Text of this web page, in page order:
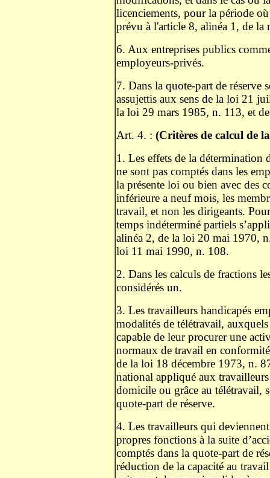
licenciements, pour la période
prévu à l'article 8, alinéa 1, de
6. Aux entreprises publics
employeurs-privés.
7. Dans la quote-part de réserve
assujettis aux sens de la loi 21
la loi 29 mars 1985, n. 113, et
Art. 4. : (Critères de calcul de
1. Les effets de la détermination
ne sont pas comptés dans les
la présente loi ou bien avec des
inférieure a neuf mois, les
travail, et non les dirigeants.
temps indéterminé partiels
alinéa 2, de la loi 20 mai 1970,
loi 11 mai 1990, n. 108.
2. Dans les calculs de fractions
considérés un.
3. Les travailleurs handicapés
modalités de télétravail,
capable de leur procurer une
normaux de travail en
de la loi 18 décembre 1973, n.
national appliqué aux
domicile ou grâce au télétravail,
quote-part de réserve.
4. Les travailleurs qui
propres fonctions à la suite
comptés dans la quote-part de
réduction de la capacité au